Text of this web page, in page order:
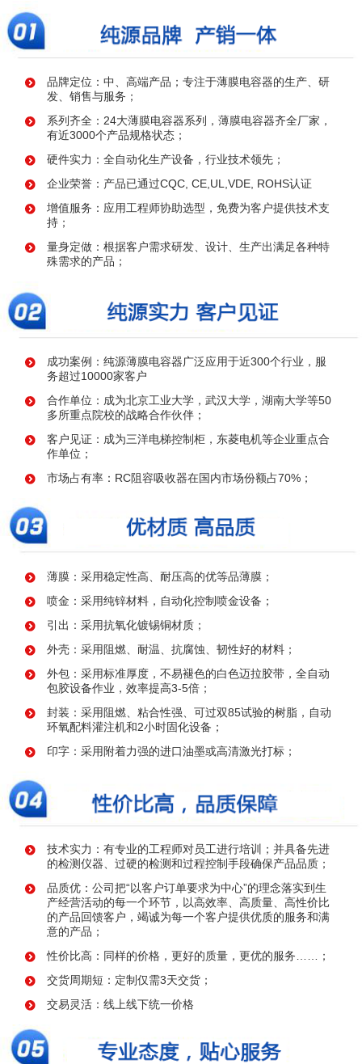
品牌定位：中、高端产品；专注于薄膜电容器的生产、研
发、销售与服务；
系列齐全：24大薄膜电容器系列，薄膜电容器齐全厂家，
有近3000个产品规格状态；
硬件实力：全自动化生产设备，行业技术领先；
企业荣誉：产品已通过CQC, CE,UL,VDE, ROHS认证
增值服务：应用工程师协助选型，免费为客户提供技术支
持；
量身定做：根据客户需求研发、设计、生产出满足各种特
殊需求的产品；
成功案例：纯源薄膜电容器广泛应用于近300个行业，服
务超过10000家客户
合作单位：成为北京工业大学，武汉大学，湖南大学等50
多所重点院校的战略合作伙伴；
客户见证：成为三洋电梯控制柜，东菱电机等企业重点合
作单位；
市场占有率：RC阻容吸收器在国内市场份额占70%；
薄膜：采用稳定性高、耐压高的优等品薄膜；
喷金：采用纯锌材料，自动化控制喷金设备；
引出：采用抗氧化镀锡铜材质；
外壳：采用阻燃、耐温、抗腐蚀、韧性好的材料；
外包：采用标准厚度，不易褪色的白色迈拉胶带，全自动
包胶设备作业，效率提高3-5倍；
封装：采用阻燃、粘合性强、可过双85试验的树脂，自动
环氧配料灌注机和2小时固化设备；
印字：采用附着力强的进口油墨或高清激光打标；
技术实力：有专业的工程师对员工进行培训；并具备先进
的检测仪器、过硬的检测和过程控制手段确保产品品质；
品质优：公司把“以客户订单要求为中心”的理念落实到生
产经营活动的每一个环节，以高效率、高质量、高性价比
的产品回馈客户，竭诚为每一个客户提供优质的服务和满
意的产品；
性价比高：同样的价格，更好的质量，更优的服务……；
交货周期短：定制仅需3天交货；
交易灵活：线上线下统一价格